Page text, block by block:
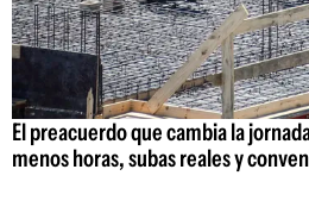
El preacuerdo que cambia la
menos horas, subas reales y